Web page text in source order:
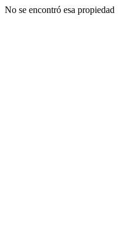
No se encontró esa propiedad